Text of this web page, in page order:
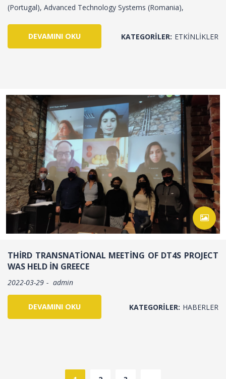
(Portugal), Advanced Technology Systems (Romania),
DEVAMINI OKU KATEGORILER: ETKINLIKLER
THIRD TRANSNATIONAL MEETING OF DT4S PROJECT
WAS HELD IN GREECE
2022-03-29 admin
DEVAMINI OKU KATEGORILER: HABERLER